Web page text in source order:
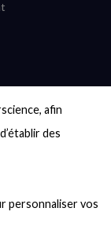
afin
des
personnaliser vos
»
: la